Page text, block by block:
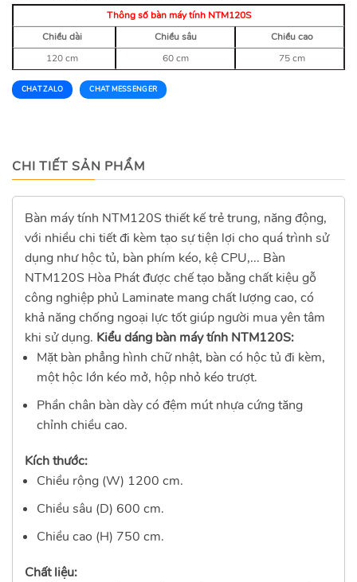
Thông số bàn máy tính NTM120S
Chiều dài
Chiều sâu
Chiều cao
120 cm
60 cm 75 cm
CHAT ZALO CHAT MESSENGER
CHI TIẾT SẢN PHẨM
Bàn máy tính NTM120S thiết kế trẻ trung, năng động,
với nhiều chi tiết đi kèm tạo sự tiện lợi cho quá trình sử
dụng như hộc tủ, bàn phím kéo, kệ CPU,... Bàn
NTM120S Hòa Phát được chế tạo bằng chất kiệu gỗ
công nghiệp phủ Laminate mang chất lượng cao, có
khả năng chống ngoại lực tốt giúp người mua yên tâm
khi sử dụng. Kiểu dáng bàn máy tính NTM120S:
Mặt bàn phẳng hình chữ nhật, bàn có hộc tủ đi kèm,
một hộc lớn kéo mở, hộp nhỏ kéo trượt.
Phần chân bàn dày có đệm mút nhựa cứng tăng
chỉnh chiều cao.
Kích thước:
Chiều rộng (W) 1200 cm.
Chiều sâu (D) 600 cm.
Chiều cao (H) 750 cm.
Chất liệu: